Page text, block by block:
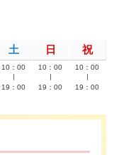
土 日 祝
10：00
19：00
10：00
19：00
10：00
19：00